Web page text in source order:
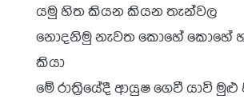
යමු හිත කියන කියන තැන්වල
නොදනිමු නැවත කොහේ කොහේ
කියා
මේ රාත්‍රියේදී ආයුෂ ගෙවී යාවි